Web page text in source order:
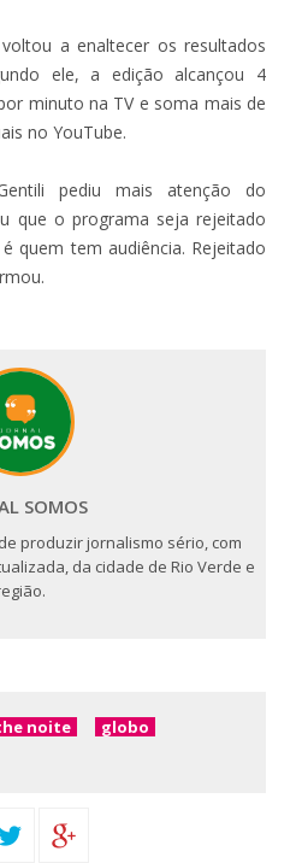
a enaltecer os resultados
ele, a edição alcançou 4
minuto na TV e soma mais de
no YouTube.
pediu mais atenção do
que o programa seja rejeitado
quem tem audiência. Rejeitado
SOMOS
produzir jornalismo sério, com
da cidade de Rio Verde e
noite
globo